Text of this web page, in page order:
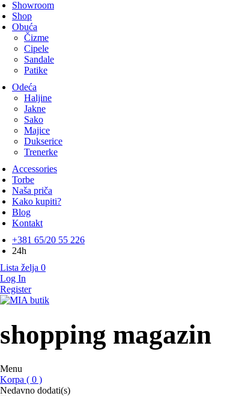
Showroom
Shop
Obuća
Čizme
Cipele
Sandale
Patike
Odeća
Haljine
Jakne
Sako
Majice
Dukserice
Trenerke
Accessories
Torbe
Naša priča
Kako kupiti?
Blog
Kontakt
+381 65/20 55 226
24h
Lista želja 0
Log In
Register
MIA butik
shopping magazin
Menu
Korpa ( 0 )
Nedavno dodati(s)